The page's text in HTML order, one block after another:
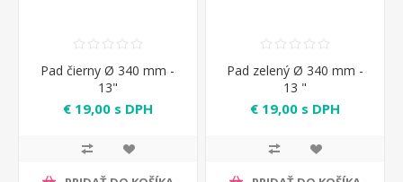
Pad čierny Ø 340 mm -
13"
€ 19,00 s DPH
Pad zelený Ø 340 mm -
13 "
€ 19,00 s DPH